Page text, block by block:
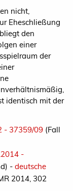
nicht,
Eheschließung
den
einer
der
identisch mit der
- 37359/09 (Fall
-
- deutsche
2014, 302